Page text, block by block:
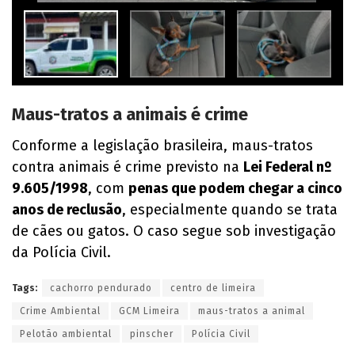
Maus-tratos a animais é crime
Conforme a legislação brasileira, maus-tratos
contra animais é crime previsto na Lei Federal nº
9.605/1998, com penas que podem chegar a cinco
anos de reclusão, especialmente quando se trata
de cães ou gatos. O caso segue sob investigação
da Polícia Civil.
Tags: cachorro pendurado centro de limeira
Crime Ambiental GCM Limeira maus-tratos a animal
Pelotão ambiental pinscher Polícia Civil